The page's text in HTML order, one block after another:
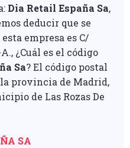
Dia Retail España Sa,
deducir que se
empresa es C/
¿Cuál es el código
Sa? El código postal
provincia de Madrid,
de Las Rozas De
SA